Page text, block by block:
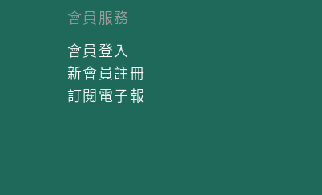
會員服務
會員登入
新會員註冊
訂閱電子報